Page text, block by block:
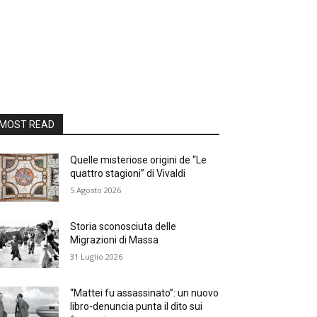
READ
Quelle misteriose origini de “Le
quattro stagioni” di Vivaldi
5 Agosto 2026
Storia sconosciuta delle
Migrazioni di Massa
31 Luglio 2026
“Mattei fu assassinato”: un nuovo
libro-denuncia punta il dito sui